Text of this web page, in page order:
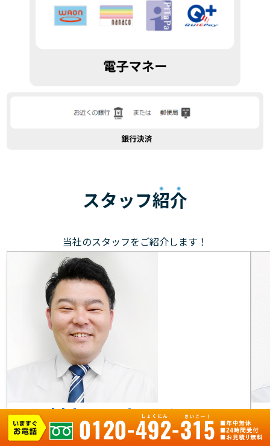
スタッフ紹介
当社のスタッフをご紹介します！
村上 マネージャー
元気で笑顔を大切に、お客様のもとへ駆けつけます！お 目